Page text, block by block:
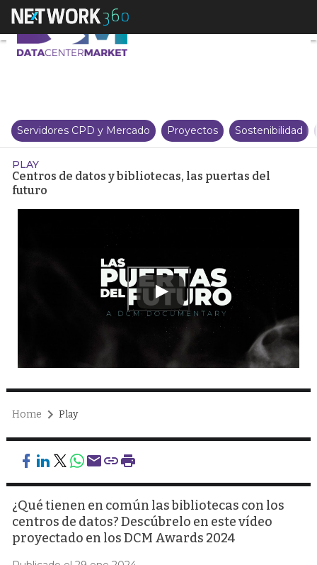
Centros de datos y bibliotecas,
Servidores CPD y Mercado Proyectos Sostenibilidad
PLAY
Centros de datos y bibliotecas, las puertas del
futuro
Home Play
¿Qué tienen en común las bibliotecas con los
centros de datos? Descúbrelo en este vídeo
proyectado en los DCM Awards 2024